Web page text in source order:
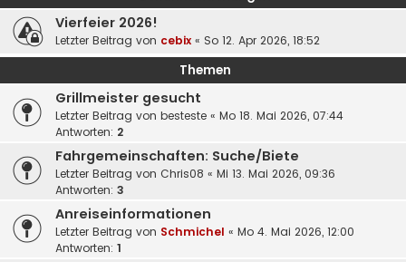
Vierfeier 2026!
Letzter Beitrag von cebix « So 12. Apr 2026, 18:52
Themen
Grillmeister gesucht
Letzter Beitrag von besteste « Mo 18. Mai 2026, 07:44
Antworten: 2
Fahrgemeinschaften: Suche/Biete
Letzter Beitrag von Chris08 « Mi 13. Mai 2026, 09:36
Antworten: 3
Anreiseinformationen
Letzter Beitrag von Schmichel « Mo 4. Mai 2026, 12:00
Antworten: 1